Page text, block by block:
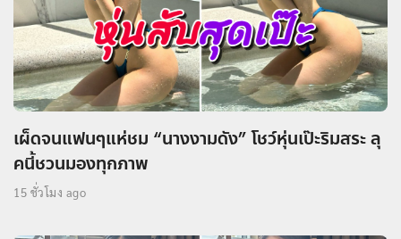
เผ็ดจนแฟนๆแห่ชม “นางงามดัง” โชว์หุ่นเป๊ะริมสระ ลุ
คนี้ชวนมองทุกภาพ
15 ชั่วโมง ago